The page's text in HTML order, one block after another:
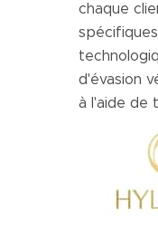
chaque
d'évasion
à l'aide de